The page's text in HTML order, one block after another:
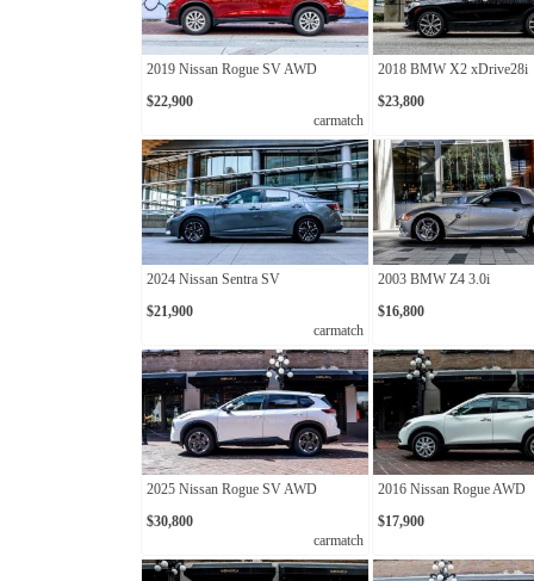
2019 Nissan Rogue SV AWD
$22,900
carmatch
2018 BMW X2 xDrive28i
$23,800
2024 Nissan Sentra SV
$21,900
carmatch
2003 BMW Z4 3.0i
$16,800
2025 Nissan Rogue SV AWD
$30,800
carmatch
2016 Nissan Rogue AWD
$17,900